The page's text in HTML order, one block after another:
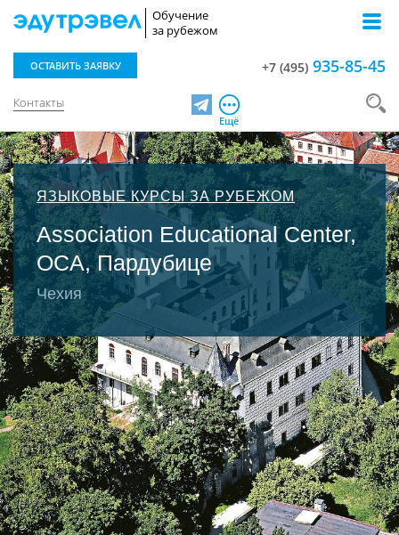
Обучение
за рубежом
Контакты
ОСТАВИТЬ ЗАЯВКУ +7 (495) 935-85-45
TelegramЕщё
ЯЗЫКОВЫЕ КУРСЫ ЗА РУБЕЖОМ
Association Educational Center,
OCA, Пардубице
Чехия